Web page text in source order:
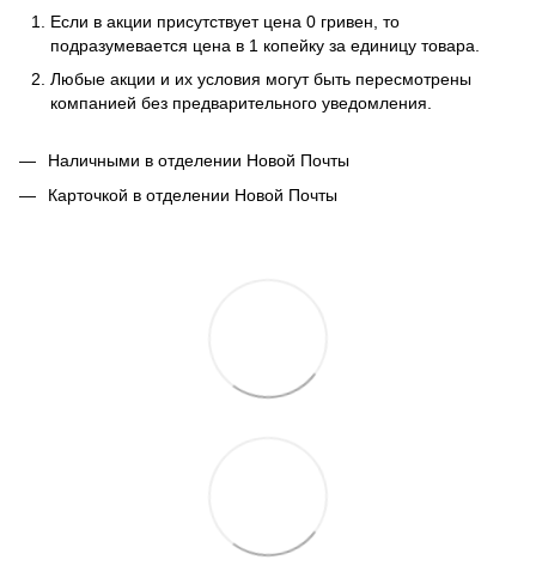
Если в акции присутствует цена 0 гривен, то
подразумевается цена в 1 копейку за единицу товара.
Любые акции и их условия могут быть пересмотрены
компанией без предварительного уведомления.
Наличными в отделении Новой Почты
Карточкой в отделении Новой Почты